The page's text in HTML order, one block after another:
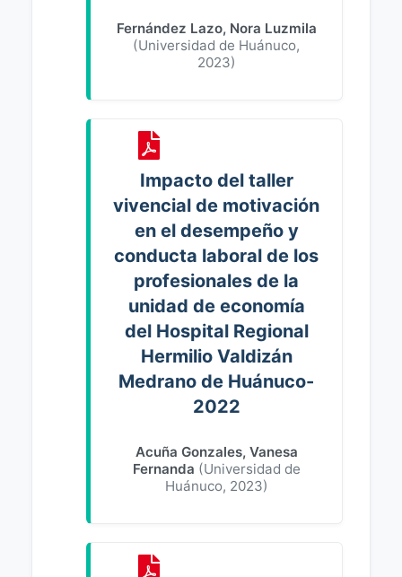
Fernández Lazo, Nora Luzmila
(Universidad de Huánuco,
2023)
Impacto del taller
vivencial de motivación
en el desempeño y
conducta laboral de los
profesionales de la
unidad de economía
del Hospital Regional
Hermilio Valdizán
Medrano de Huánuco-
2022
Acuña Gonzales, Vanesa
Fernanda (Universidad de
Huánuco, 2023)